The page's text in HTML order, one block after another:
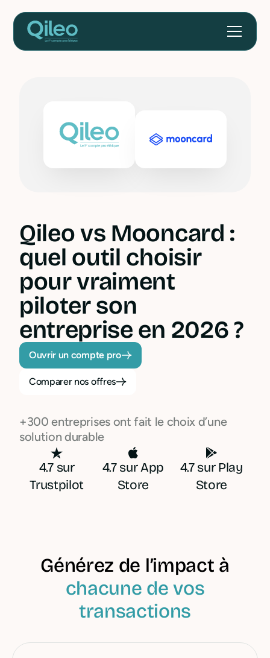
Qileo vs Mooncard :
quel outil choisir
pour vraiment
piloter son
entreprise en 2026 ?
Ouvrir un compte pro
Comparer nos offres
+300 entreprises ont fait le choix d’une
solution durable
4.7 sur
Trustpilot
4.7 sur App
Store
4.7 sur Play
Store
Générez de l’impact à
chacune de vos
transactions